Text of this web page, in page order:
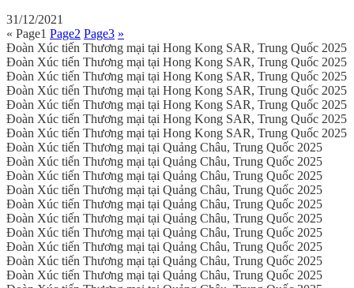
31/12/2021
« Page1 Page2 Page3 »
Đoàn Xúc tiến Thương mại tại Hong Kong SAR, Trung Quốc 2025
Đoàn Xúc tiến Thương mại tại Hong Kong SAR, Trung Quốc 2025
Đoàn Xúc tiến Thương mại tại Hong Kong SAR, Trung Quốc 2025
Đoàn Xúc tiến Thương mại tại Hong Kong SAR, Trung Quốc 2025
Đoàn Xúc tiến Thương mại tại Hong Kong SAR, Trung Quốc 2025
Đoàn Xúc tiến Thương mại tại Hong Kong SAR, Trung Quốc 2025
Đoàn Xúc tiến Thương mại tại Hong Kong SAR, Trung Quốc 2025
Đoàn Xúc tiến Thương mại tại Quảng Châu, Trung Quốc 2025
Đoàn Xúc tiến Thương mại tại Quảng Châu, Trung Quốc 2025
Đoàn Xúc tiến Thương mại tại Quảng Châu, Trung Quốc 2025
Đoàn Xúc tiến Thương mại tại Quảng Châu, Trung Quốc 2025
Đoàn Xúc tiến Thương mại tại Quảng Châu, Trung Quốc 2025
Đoàn Xúc tiến Thương mại tại Quảng Châu, Trung Quốc 2025
Đoàn Xúc tiến Thương mại tại Quảng Châu, Trung Quốc 2025
Đoàn Xúc tiến Thương mại tại Quảng Châu, Trung Quốc 2025
Đoàn Xúc tiến Thương mại tại Quảng Châu, Trung Quốc 2025
Đoàn Xúc tiến Thương mại tại Quảng Châu, Trung Quốc 2025